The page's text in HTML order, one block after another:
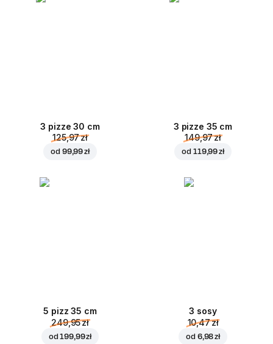
3 pizze 30 cm
125,97 zł
od 99,99 zł
3 pizze 35 cm
149,97 zł
od 119,99 zł
5 pizz 35 cm
249,95 zł
od199,99 zł
3 sosy
10,47 zł
od 6,98 zł